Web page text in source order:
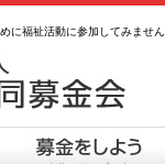
に福祉活動に参加してみませ